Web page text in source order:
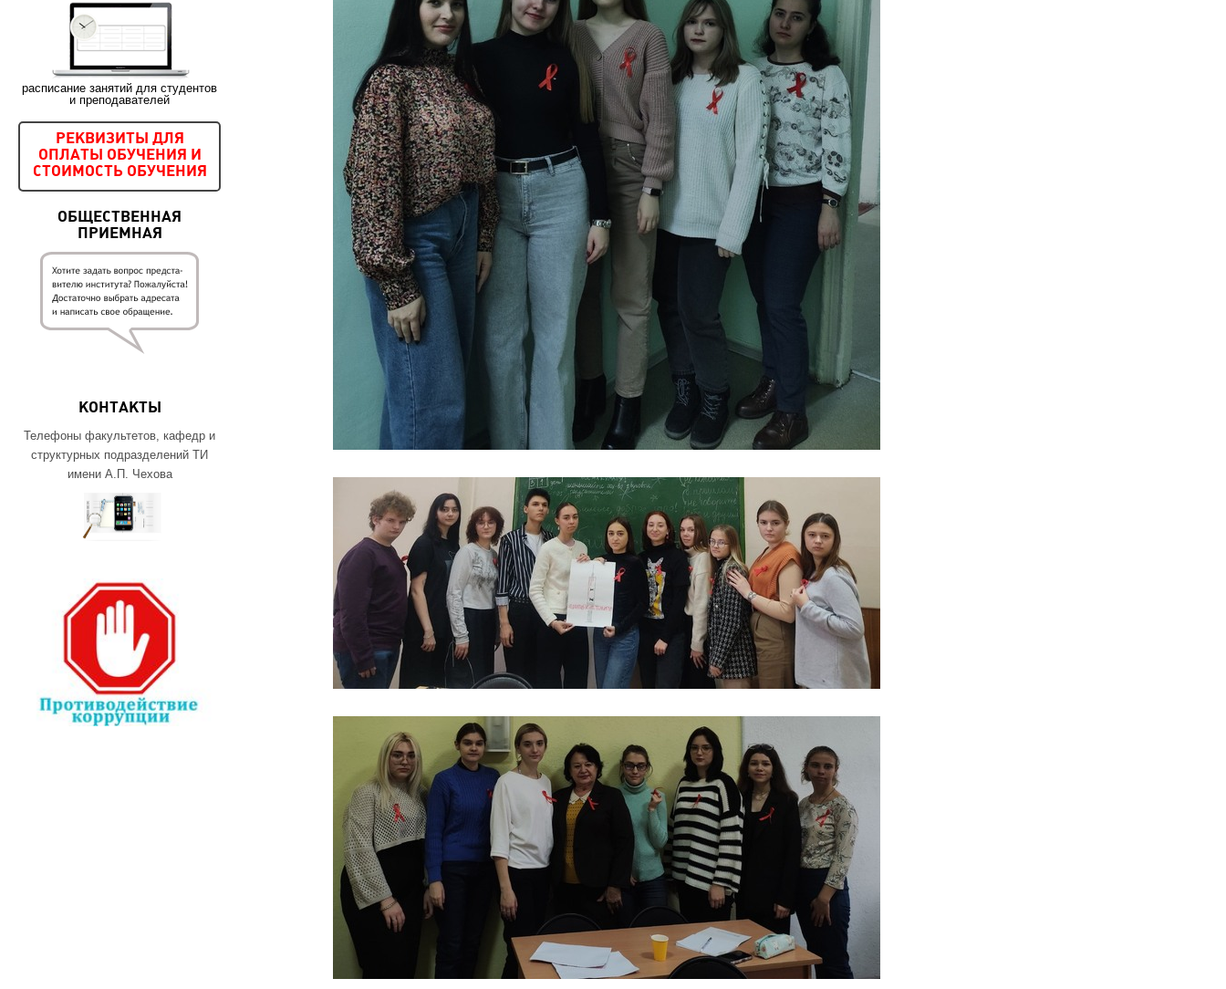
расписание занятий для студентов
и преподавателей
РЕКВИЗИТЫ ДЛЯ
ОПЛАТЫ ОБУЧЕНИЯ И
СТОИМОСТЬ ОБУЧЕНИЯ
ОБЩЕСТВЕННАЯ
ПРИЕМНАЯ
КОНТАКТЫ
Телефоны факультетов, кафедр и
структурных подразделений ТИ
имени А.П. Чехова